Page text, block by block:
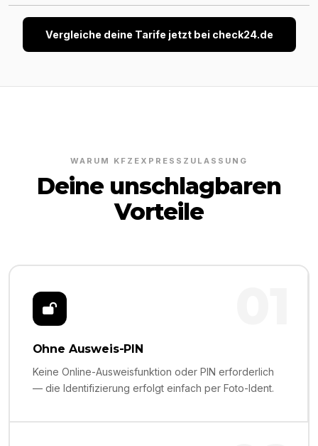
Vergleiche deine Tarife jetzt bei check24.de
WARUM KFZEXPRESSZULASSUNG
Deine unschlagbaren
Vorteile
Ohne Ausweis-PIN
Keine Online-Ausweisfunktion oder PIN erforderlich
— die Identifizierung erfolgt einfach per Foto-Ident.